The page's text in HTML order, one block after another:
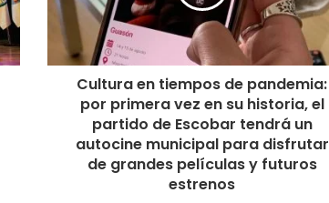
Cultura en tiempos de pandemia:
por primera vez en su historia, el
partido de Escobar tendrá un
autocine municipal para disfrutar
de grandes películas y futuros
estrenos